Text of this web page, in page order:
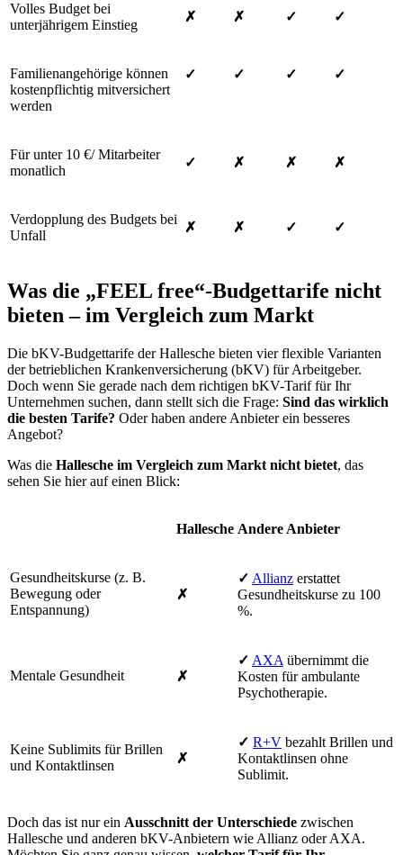
Volles Budget bei
unterjährigem Einstieg
✗ ✗ ✓ ✓
Familienangehörige können
kostenpflichtig mitversichert
werden
✓ ✓ ✓ ✓
Für unter 10 €/ Mitarbeiter
monatlich
✓ ✗ ✗ ✗
Verdopplung des Budgets bei
Unfall
✗ ✗ ✓ ✓
Was die „FEEL free“-Budgettarife nicht
bieten – im Vergleich zum Markt
Die bKV-Budgettarife der Hallesche bieten vier flexible Varianten
der betrieblichen Krankenversicherung (bKV) für Arbeitgeber.
Doch wenn Sie gerade nach dem richtigen bKV-Tarif für Ihr
Unternehmen suchen, dann stellt sich die Frage: Sind das wirklich
die besten Tarife? Oder haben andere Anbieter ein besseres
Angebot?
Was die Hallesche im Vergleich zum Markt nicht bietet, das
sehen Sie hier auf einen Blick:
Hallesche Andere Anbieter
Gesundheitskurse (z. B.
Bewegung oder
Entspannung)
✗
✓ Allianz erstattet
Gesundheitskurse zu 100
%.
Mentale Gesundheit ✗
✓ AXA übernimmt die
Kosten für ambulante
Psychotherapie.
Keine Sublimits für Brillen
und Kontaktlinsen
✗
✓ R+V bezahlt Brillen und
Kontaktlinsen ohne
Sublimit.
Doch das ist nur ein Ausschnitt der Unterschiede zwischen
Hallesche und anderen bKV-Anbietern wie Allianz oder AXA.